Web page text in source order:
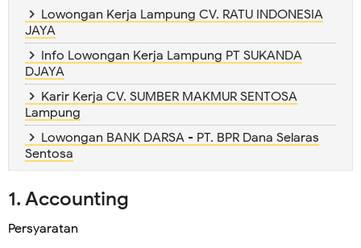
Lowongan Kerja Lampung CV. RATU INDONESIA
JAYA
Info Lowongan Kerja Lampung PT SUKANDA
DJAYA
Karir Kerja CV. SUMBER MAKMUR SENTOSA
Lampung
Lowongan BANK DARSA - PT. BPR Dana Selaras
Sentosa
1. Accounting
Persyaratan